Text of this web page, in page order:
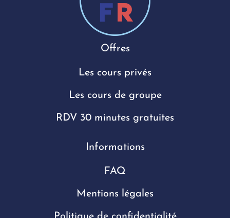
Offres
Les cours privés
Les cours de groupe
RDV 30 minutes gratuites
Informations
FAQ
Mentions légales